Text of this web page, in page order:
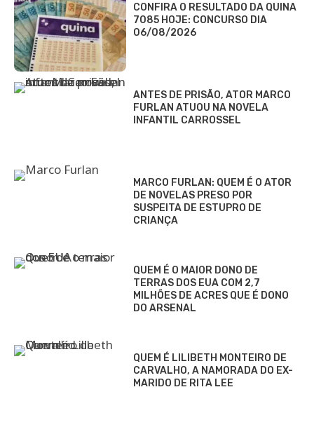
CONFIRA O RESULTADO DA QUINA
7085 HOJE: CONCURSO DIA
06/08/2026
ANTES DE PRISÃO, ATOR MARCO
FURLAN ATUOU NA NOVELA
INFANTIL CARROSSEL
MARCO FURLAN: QUEM É O ATOR
DE NOVELAS PRESO POR
SUSPEITA DE ESTUPRO DE
CRIANÇA
QUEM É O MAIOR DONO DE
TERRAS DOS EUA COM 2,7
MILHÕES DE ACRES QUE É DONO
DO ARSENAL
QUEM É LILIBETH MONTEIRO DE
CARVALHO, A NAMORADA DO EX-
MARIDO DE RITA LEE